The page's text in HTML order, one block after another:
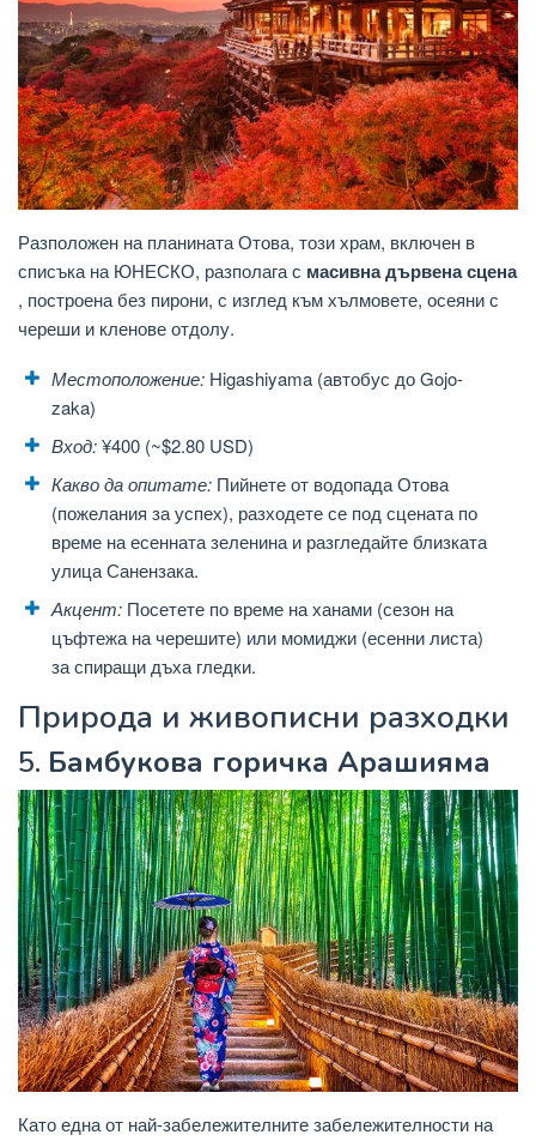
Разположен на планината Отова, този храм, включен в
списъка на ЮНЕСКО, разполага с масивна дървена сцена
, построена без пирони, с изглед към хълмовете, осеяни с
череши и кленове отдолу.
Местоположение: Higashiyama (автобус до Gojo-
zaka)
Вход:¥400 (~$2.80 USD)
Какво да опитате: Пийнете от водопада Отова
(пожелания за успех), разходете се под сцената по
време на есенната зеленина и разгледайте близката
улица Санензака.
Акцент: Посетете по време на ханами (сезон на
цъфтежа на черешите) или момиджи (есенни листа)
за спиращи дъха гледки.
Природа и живописни разходки
5. Бамбукова горичка Арашияма
Като една от най-забележителните забележителности на